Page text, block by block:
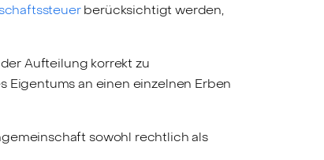
berücksichtigt werden,
Aufteilung korrekt zu
an einen einzelnen Erben
sowohl rechtlich als